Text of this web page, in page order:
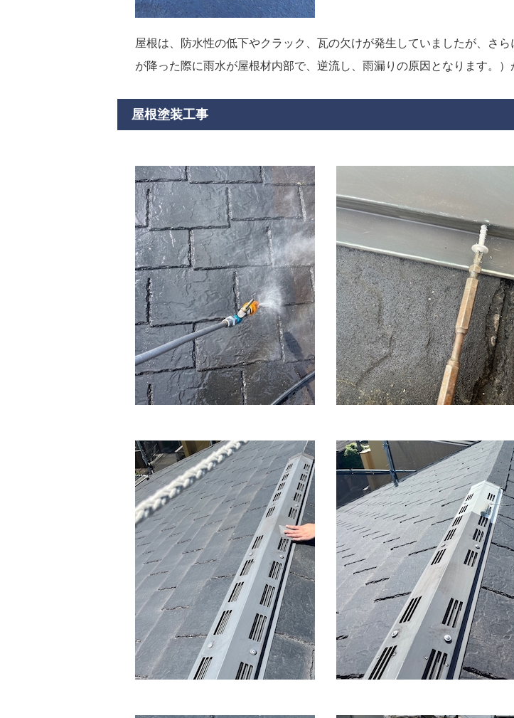
屋根は、防水性の低下やクラック、瓦の欠けが発生していましたが、さ
が降った際に雨水が屋根材内部で、逆流し、雨漏りの原因となります。）
屋根塗装工事